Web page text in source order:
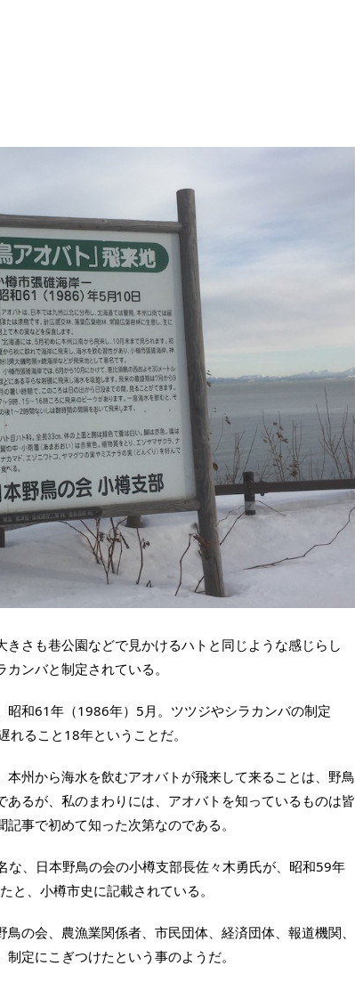
さも巷公園などで見かけるハトと同じような感じらし
ンバと制定されている。
和61年（1986年）5月。ツツジやシラカンバの制定
ること18年ということだ。
州から海水を飲むアオバトが飛来して来ることは、野鳥
るが、私のまわりには、アオバトを知っているものは皆
事で初めて知った次第なのである。
、日本野鳥の会の小樽支部長佐々木勇氏が、昭和59年
と、小樽市史に記載されている。
の会、農漁業関係者、市民団体、経済団体、報道機関、
定にこぎつけたという事のようだ。